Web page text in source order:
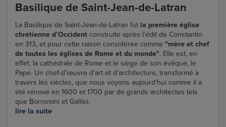
Basilique de Saint-Jean-de-Latran
La Basilique de Saint-Jean-de-Latran fut la première église
chrétienne d’Occident construite après l’édit de Constantin
en 313, et pour cette raison considérée comme "mère et chef
de toutes les églises de Rome et du monde". Elle est, en
effet, la cathédrale de Rome et le siège de son évêque, le
Pape. Un chef-d’œuvre d’art et d’architecture, transformé à
travers les siècles, que nous voyons aujourd’hui comme il a
été rénové en 1600 et 1700 par de grands architectes tels
que Borromini et Galilei.
lire la suite